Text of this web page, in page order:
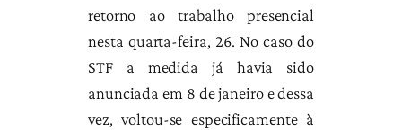
retorno ao trabalho presencial
nesta quarta-feira, 26. No caso do
STF a medida já havia sido
anunciada em 8 de janeiro e dessa
vez, voltou-se especificamente à